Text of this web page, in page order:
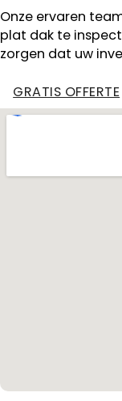
Onze ervaren
plat dak te
zorgen dat uw
GRATIS OFFERTE